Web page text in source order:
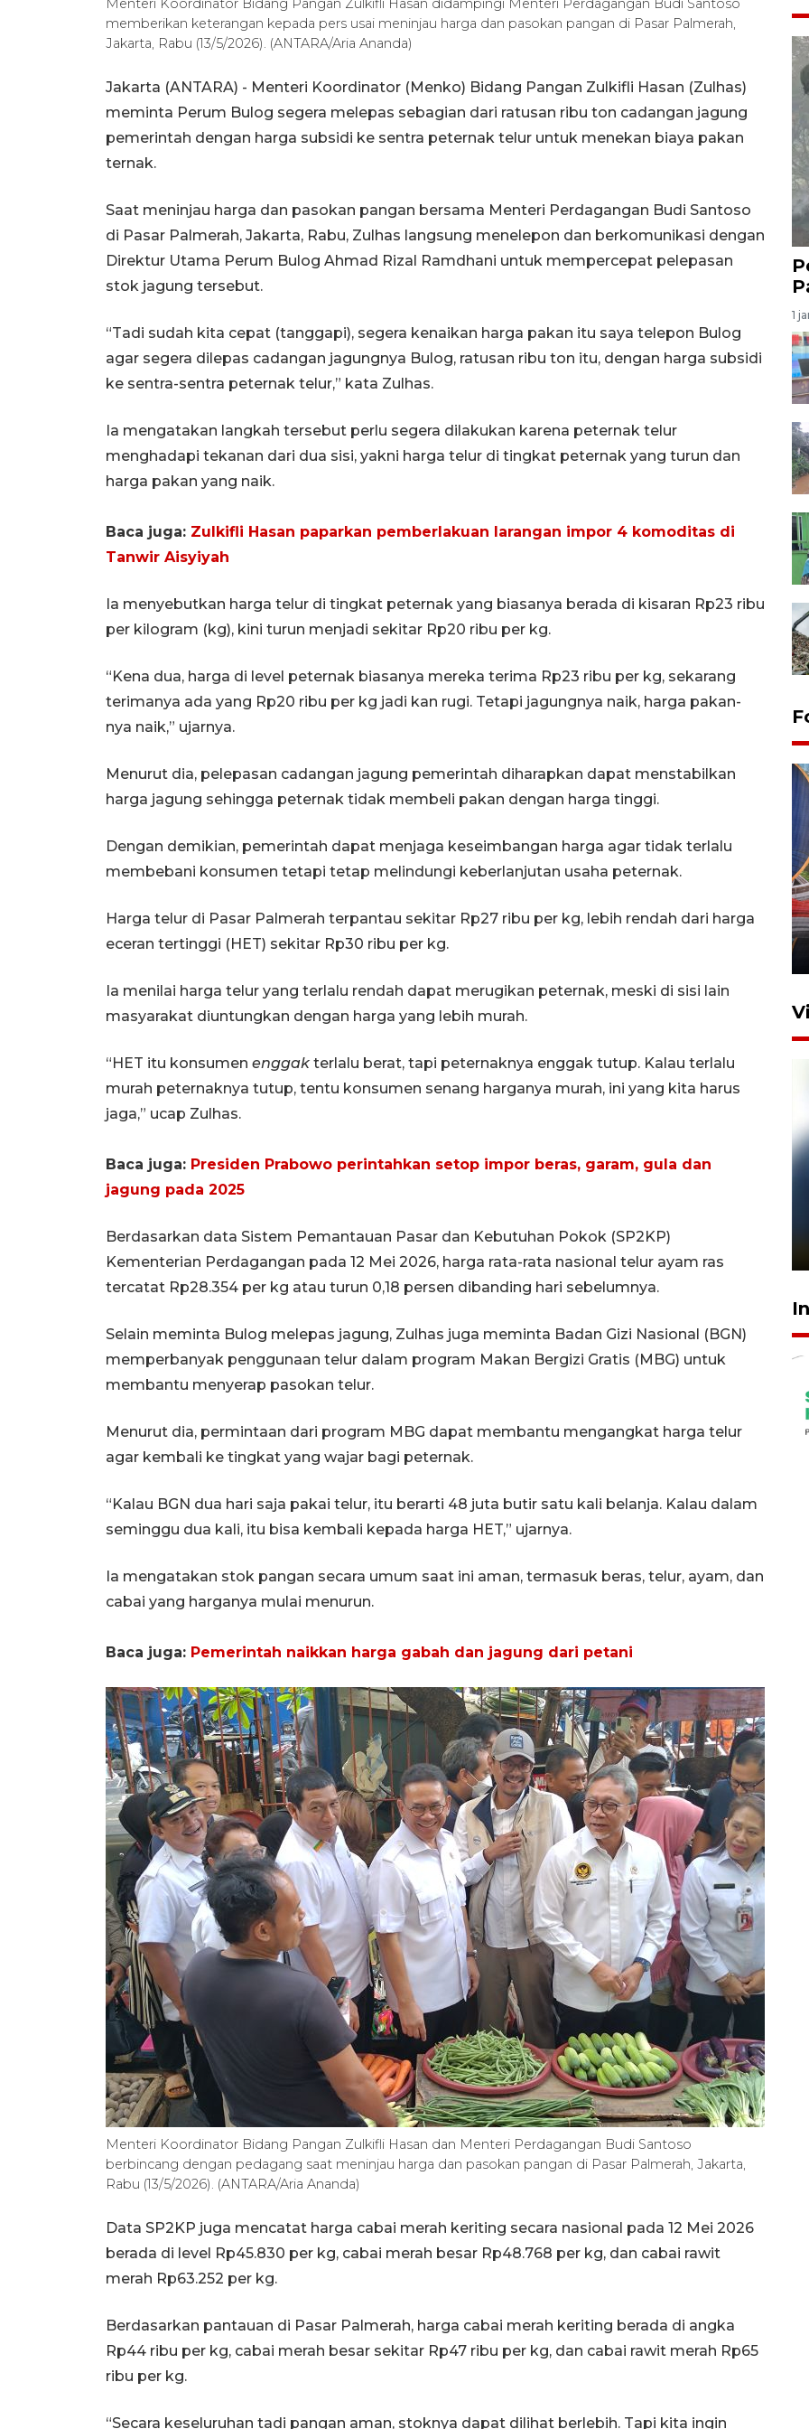
Menteri Koordinator Bidang Pangan Zulkifli Hasan didampingi Menteri Perdagangan Budi Santoso
memberikan keterangan kepada pers usai meninjau harga dan pasokan pangan di Pasar Palmerah,
Jakarta, Rabu (13/5/2026). (ANTARA/Aria Ananda)
Jakarta (ANTARA) - Menteri Koordinator (Menko) Bidang Pangan Zulkifli Hasan (Zulhas)
meminta Perum Bulog segera melepas sebagian dari ratusan ribu ton cadangan jagung
pemerintah dengan harga subsidi ke sentra peternak telur untuk menekan biaya pakan
ternak.
Saat meninjau harga dan pasokan pangan bersama Menteri Perdagangan Budi Santoso
di Pasar Palmerah, Jakarta, Rabu, Zulhas langsung menelepon dan berkomunikasi dengan
Direktur Utama Perum Bulog Ahmad Rizal Ramdhani untuk mempercepat pelepasan
stok jagung tersebut.
“Tadi sudah kita cepat (tanggapi), segera kenaikan harga pakan itu saya telepon Bulog
agar segera dilepas cadangan jagungnya Bulog, ratusan ribu ton itu, dengan harga subsidi
ke sentra-sentra peternak telur,” kata Zulhas.
Ia mengatakan langkah tersebut perlu segera dilakukan karena peternak telur
menghadapi tekanan dari dua sisi, yakni harga telur di tingkat peternak yang turun dan
harga pakan yang naik.
Baca juga: Zulkifli Hasan paparkan pemberlakuan larangan impor 4 komoditas di
Tanwir Aisyiyah
Ia menyebutkan harga telur di tingkat peternak yang biasanya berada di kisaran Rp23 ribu
per kilogram (kg), kini turun menjadi sekitar Rp20 ribu per kg.
“Kena dua, harga di level peternak biasanya mereka terima Rp23 ribu per kg, sekarang
terimanya ada yang Rp20 ribu per kg jadi kan rugi. Tetapi jagungnya naik, harga pakan-
nya naik,” ujarnya.
Menurut dia, pelepasan cadangan jagung pemerintah diharapkan dapat menstabilkan
harga jagung sehingga peternak tidak membeli pakan dengan harga tinggi.
Dengan demikian, pemerintah dapat menjaga keseimbangan harga agar tidak terlalu
membebani konsumen tetapi tetap melindungi keberlanjutan usaha peternak.
Harga telur di Pasar Palmerah terpantau sekitar Rp27 ribu per kg, lebih rendah dari harga
eceran tertinggi (HET) sekitar Rp30 ribu per kg.
Ia menilai harga telur yang terlalu rendah dapat merugikan peternak, meski di sisi lain
masyarakat diuntungkan dengan harga yang lebih murah.
“HET itu konsumen enggak terlalu berat, tapi peternaknya enggak tutup. Kalau terlalu
murah peternaknya tutup, tentu konsumen senang harganya murah, ini yang kita harus
jaga,” ucap Zulhas.
Baca juga: Presiden Prabowo perintahkan setop impor beras, garam, gula dan
jagung pada 2025
Berdasarkan data Sistem Pemantauan Pasar dan Kebutuhan Pokok (SP2KP)
Kementerian Perdagangan pada 12 Mei 2026, harga rata-rata nasional telur ayam ras
tercatat Rp28.354 per kg atau turun 0,18 persen dibanding hari sebelumnya.
Selain meminta Bulog melepas jagung, Zulhas juga meminta Badan Gizi Nasional (BGN)
memperbanyak penggunaan telur dalam program Makan Bergizi Gratis (MBG) untuk
membantu menyerap pasokan telur.
Menurut dia, permintaan dari program MBG dapat membantu mengangkat harga telur
agar kembali ke tingkat yang wajar bagi peternak.
“Kalau BGN dua hari saja pakai telur, itu berarti 48 juta butir satu kali belanja. Kalau dalam
seminggu dua kali, itu bisa kembali kepada harga HET,” ujarnya.
Ia mengatakan stok pangan secara umum saat ini aman, termasuk beras, telur, ayam, dan
cabai yang harganya mulai menurun.
Baca juga: Pemerintah naikkan harga gabah dan jagung dari petani
Menteri Koordinator Bidang Pangan Zulkifli Hasan dan Menteri Perdagangan Budi Santoso
berbincang dengan pedagang saat meninjau harga dan pasokan pangan di Pasar Palmerah, Jakarta,
Rabu (13/5/2026). (ANTARA/Aria Ananda)
Data SP2KP juga mencatat harga cabai merah keriting secara nasional pada 12 Mei 2026
berada di level Rp45.830 per kg, cabai merah besar Rp48.768 per kg, dan cabai rawit
merah Rp63.252 per kg.
Berdasarkan pantauan di Pasar Palmerah, harga cabai merah keriting berada di angka
Rp44 ribu per kg, cabai merah besar sekitar Rp47 ribu per kg, dan cabai rawit merah Rp65
ribu per kg.
“Secara keseluruhan tadi pangan aman, stoknya dapat dilihat berlebih. Tapi kita ingin
1
Komisi V DPR tinjau
Stasiun Bogor
1 Juni 2026 05:47
Awas penipuan berbasis AI
2026-08-07 13:45:00